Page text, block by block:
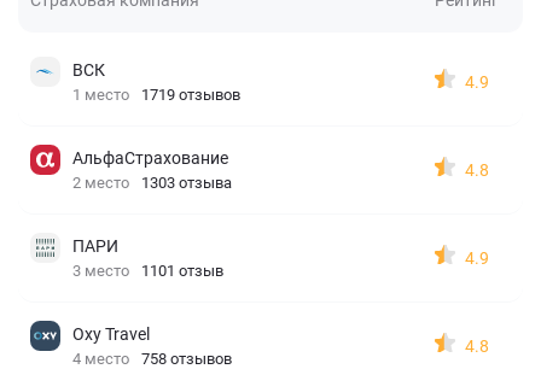
ВСК
1 место 1719 отзывов
4.9
АльфаСтрахование
2 место 1303 отзыва
4.8
ПАРИ
3 место 1101 отзыв
4.9
Oxy Travel
4 место 758 отзывов
4.8